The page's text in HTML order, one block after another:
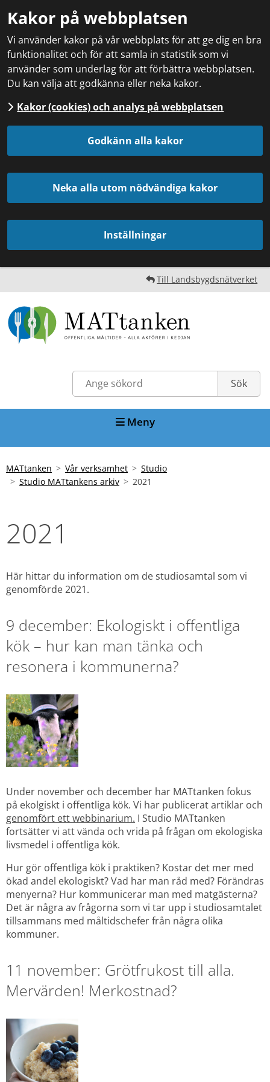
Kakor på webbplatsen
Vi använder kakor på vår webbplats för att ge dig en bra
funktionalitet och för att samla in statistik som vi
använder som underlag för att förbättra webbplatsen.
Du kan välja att godkänna eller neka kakor.
Kakor (cookies) och analys på webbplatsen
Godkänn alla kakor
Neka alla utom nödvändiga kakor
Inställningar
Till Landsbygdsnätverket
Meny
MATtanken Vår verksamhet
Studio
Studio MATtankens arkiv
2021
2021
Här hittar du information om de studiosamtal som vi
genomförde 2021.
9 december: Ekologiskt i offentliga
kök – hur kan man tänka och
resonera i kommunerna?
Under november och december har MATtanken fokus
genomfört ett webbinarium. I Studio MATtanken
fortsätter vi att vända och vrida på frågan om ekologiska
livsmedel i offentliga kök.
Hur gör offentliga kök i praktiken? Kostar det mer med
ökad andel ekologiskt? Vad har man råd med? Förändras
menyerna? Hur kommunicerar man med matgästerna?
Det är några av frågorna som vi tar upp i studiosamtalet
tillsammans med måltidschefer från några olika
kommuner.
11 november: Grötfrukost till alla.
Mervärden! Merkostnad?